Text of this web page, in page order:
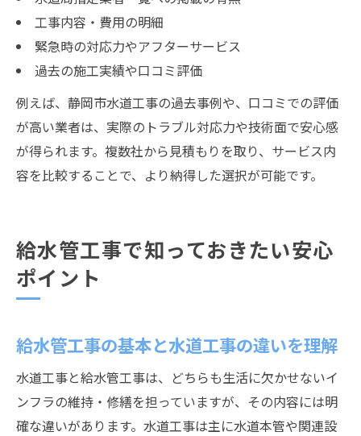
工事内容・費用の明細
緊急時の対応力やアフターサービス
過去の施工実績や口コミ評価
例えば、静岡市水道工事の過去事例や、口コミでの評価
が高い業者は、実際のトラブル対応力や技術面で安心感
が得られます。複数社から見積もりを取り、サービス内
容を比較することで、より納得した選択が可能です。
給水管工事で知っておきたい安心
ポイント
給水管工事の基本と水道工事の違いを理解
水道工事と給水管工事は、どちらも生活に欠かせないイ
ンフラの維持・修繕を担っていますが、その内容には明
確な違いがあります。水道工事は主に水道本管や関連設